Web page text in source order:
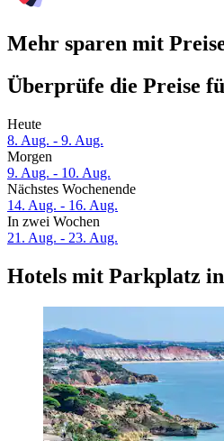
Mehr sparen mit
Überprüfe die Preise
Heute
8. Aug. - 9. Aug.
Morgen
9. Aug. - 10. Aug.
Nächstes Wochenende
14. Aug. - 16. Aug.
In zwei Wochen
21. Aug. - 23. Aug.
Hotels mit Parkplatz